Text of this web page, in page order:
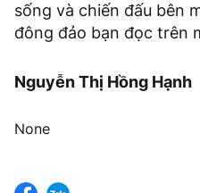
sống và chiến đấu bên
đông đảo bạn đọc trên
Nguyễn Thị Hồng Hạnh
None